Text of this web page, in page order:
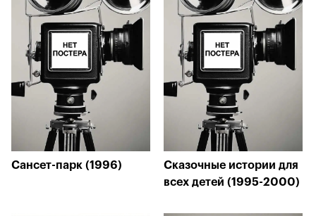
Сансет-парк (1996)
Сказочные истории для
всех детей (1995-2000)